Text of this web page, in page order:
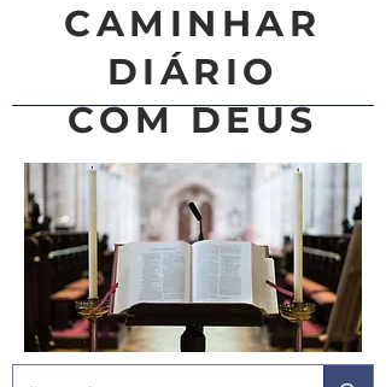
CAMINHAR
DIÁRIO
COM DEUS